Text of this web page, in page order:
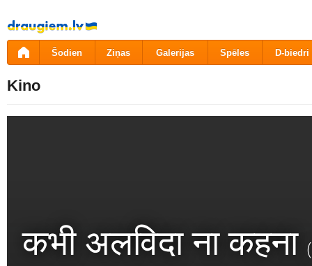
Pāriet
uz
saturu
Šodien Ziņas Galerijas Spēles D-biedri
Kino
कभी अलविदा ना कहना